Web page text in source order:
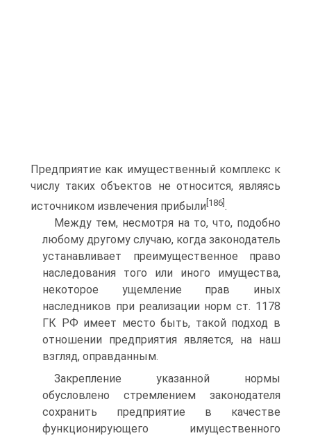
Предприятие как имущественный комплекс к
числу таких объектов не относится, являясь
источником извлечения прибыли [186] .
Между тем, несмотря на то, что, подобно
любому другому случаю, когда законодатель
устанавливает преимущественное право
наследования того или иного имущества,
некоторое ущемление прав иных
наследников при реализации норм ст. 1178
ГК РФ имеет место быть, такой подход в
отношении предприятия является, на наш
взгляд, оправданным.
Закрепление указанной нормы
обусловлено стремлением законодателя
сохранить предприятие в качестве
функционирующего имущественного